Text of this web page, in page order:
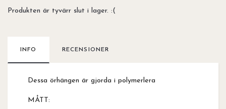
Produkten är tyvärr slut i lager. :(
INFO RECENSIONER
Dessa örhängen är gjorda i polymerlera
MÅTT: